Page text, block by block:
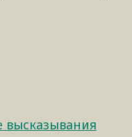
высказывания